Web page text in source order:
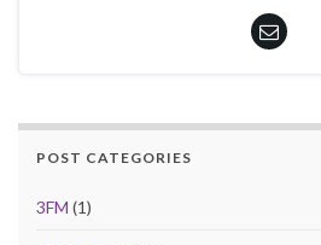
POST CATEGORIES
3FM (1)